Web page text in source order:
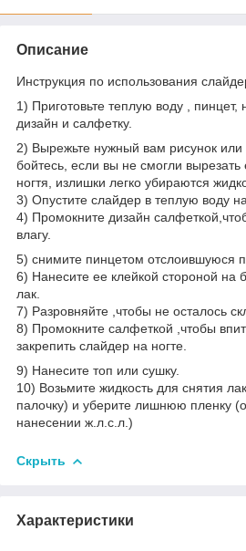
Описание
Инструкция по использования
1) Приготовьте теплую воду ,
дизайн и салфетку.
2) Вырежьте нужный вам рисунок
бойтесь, если вы не смогли
ногтя, излишки легко убираются
3) Опустите слайдер в теплую воду
4) Промокните дизайн
влагу.
5) снимите пинцетом отслоившуюся
6) Нанесите ее клейкой стороной на
лак.
7) Разровняйте ,чтобы не осталось
8) Промокните салфеткой ,чтобы
закрепить слайдер на ногте.
9) Нанесите топ или сушку.
10) Возьмите жидкость для снятия
палочку) и уберите лишнюю пленку
нанесении ж.л.с.л.)
Скрыть
Характеристики